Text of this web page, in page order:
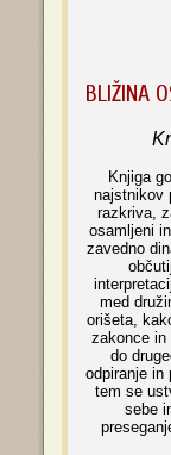
BLIŽINA
Knjiga
najstnikov
razkriva,
osamljeni
zavedno
med
orišeta,
zakonce in
do
odpiranje in
tem se
sebe